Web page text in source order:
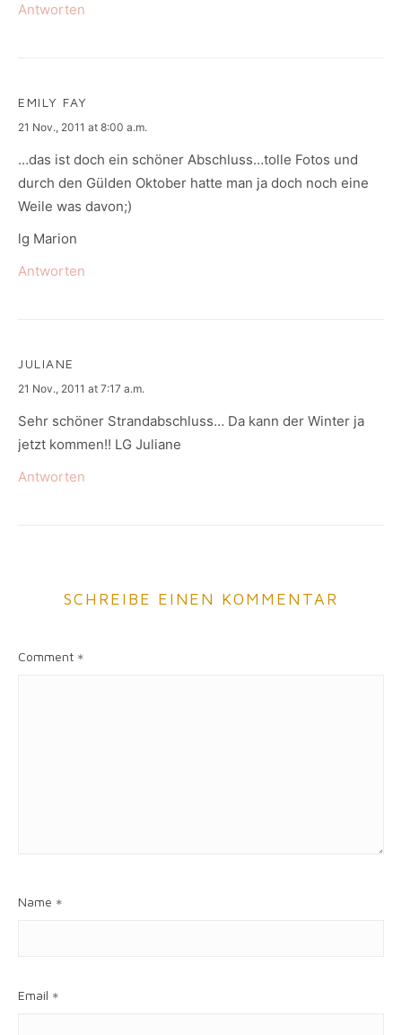
Antworten
EMILY FAY
says:
21 Nov., 2011 at 8:00 a.m.
…das ist doch ein schöner Abschluss…tolle Fotos und
durch den Gülden Oktober hatte man ja doch noch eine
Weile was davon;)
lg Marion
Antworten
JULIANE
says:
21 Nov., 2011 at 7:17 a.m.
Sehr schöner Strandabschluss… Da kann der Winter ja
jetzt kommen!! LG Juliane
Antworten
SCHREIBE EINEN KOMMENTAR
Comment *
Name *
Email *